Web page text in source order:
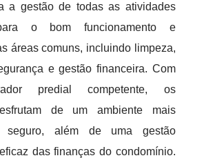
a gestão de todas as atividades
o bom funcionamento e
áreas comuns, incluindo limpeza,
e gestão financeira. Com
predial competente, os
de um ambiente mais
seguro, além de uma gestão
das finanças do condomínio.